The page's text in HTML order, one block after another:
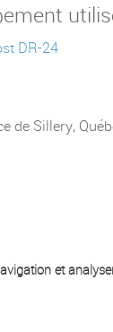
DR-24
de Sillery,
et